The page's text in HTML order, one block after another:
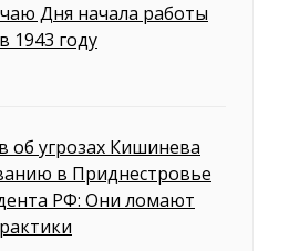
Дня начала работы
1943 году
об угрозах Кишинева
в Приднестровье
РФ: Они ломают